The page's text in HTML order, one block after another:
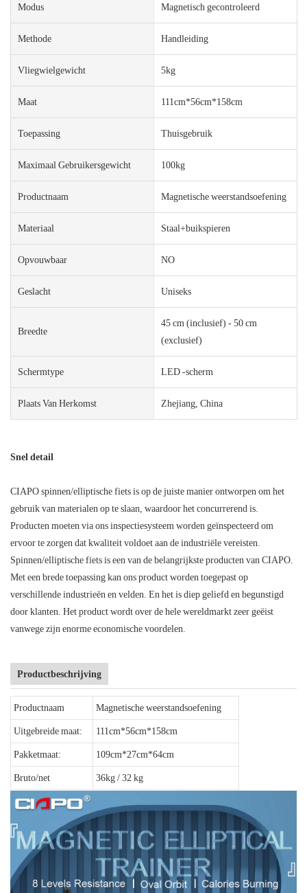
Modus Magnetisch gecontroleerd
Methode Handleiding
Vliegwielgewicht 5kg
Maat 111cm*56cm*158cm
Toepassing Thuisgebruik
Maximaal Gebruikersgewicht 100kg
Productnaam Magnetische weerstandsoefening
Materiaal Staal+buikspieren
Opvouwbaar NO
Geslacht Uniseks
Breedte
45 cm (inclusief) - 50 cm
(exclusief)
Schermtype LED -scherm
Plaats Van Herkomst Zhejiang, China
Snel detail
CIAPO spinnen/elliptische fiets is op de juiste manier ontworpen om het
gebruik van materialen op te slaan, waardoor het concurrerend is.
Producten moeten via ons inspectiesysteem worden geïnspecteerd om
ervoor te zorgen dat kwaliteit voldoet aan de industriële vereisten.
Spinnen/elliptische fiets is een van de belangrijkste producten van CIAPO.
Met een brede toepassing kan ons product worden toegepast op
verschillende industrieën en velden. En het is diep geliefd en begunstigd
door klanten. Het product wordt over de hele wereldmarkt zeer geëist
vanwege zijn enorme economische voordelen.
Productbeschrijving
Productnaam Magnetische weerstandsoefening
Uitgebreide maat: 111cm*56cm*158cm
Pakketmaat: 109cm*27cm*64cm
Bruto/net 36kg / 32 kg